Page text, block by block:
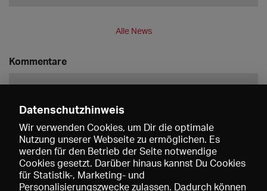
Alle News
Kommentare
Speichern
Datenschutzhinweis
Wir verwenden Cookies, um Dir die optimale
Nutzung unserer Webseite zu ermöglichen. Es
werden für den Betrieb der Seite notwendige
Cookies gesetzt. Darüber hinaus kannst Du Cookies
für Statistik-, Marketing- und
Personalisierungszwecke zulassen. Dadurch können